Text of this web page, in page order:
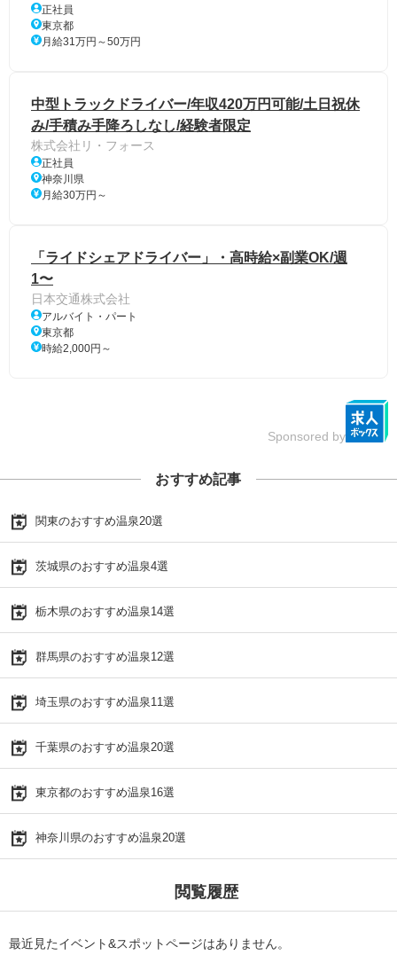
正社員
東京都
月給31万円～50万円
中型トラックドライバー/年収420万円可能/土日祝休
み/手積み手降ろしなし/経験者限定
株式会社リ・フォース
正社員
神奈川県
月給30万円～
「ライドシェアドライバー」・高時給×副業OK/週
1〜
日本交通株式会社
アルバイト・パート
東京都
時給2,000円～
Sponsored by
おすすめ記事
関東のおすすめ温泉20選
茨城県のおすすめ温泉4選
栃木県のおすすめ温泉14選
群馬県のおすすめ温泉12選
埼玉県のおすすめ温泉11選
千葉県のおすすめ温泉20選
東京都のおすすめ温泉16選
神奈川県のおすすめ温泉20選
閲覧履歴
最近見たイベント&スポットページはありません。